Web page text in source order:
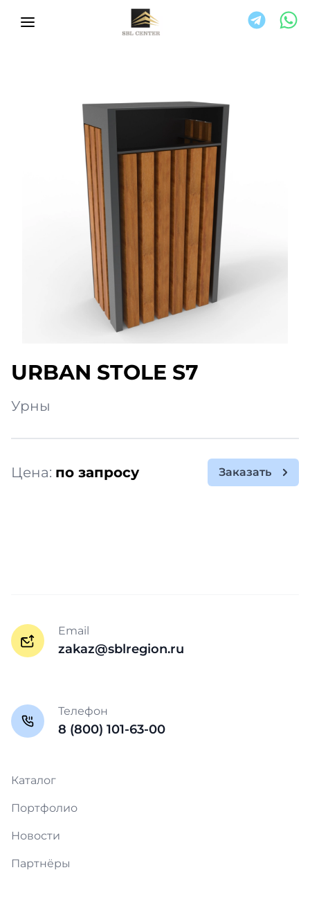
URBAN STOLE S7
Урны
Цена: по запросу Заказать
Email
zakaz@sblregion.ru
Телефон
8 (800) 101-63-00
Каталог
Портфолио
Новости
Партнёры